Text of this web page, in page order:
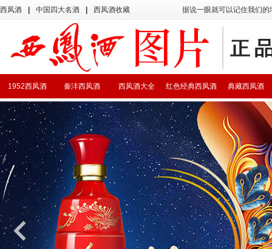
西凤酒 中国四大名酒 西凤酒收藏 据说一眼就可以记住我们
典藏西凤酒
红色经典西凤酒
西凤酒大全
秦沣西凤酒
1952西凤酒